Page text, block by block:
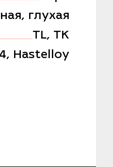
глухая
TL, TK
Hastelloy